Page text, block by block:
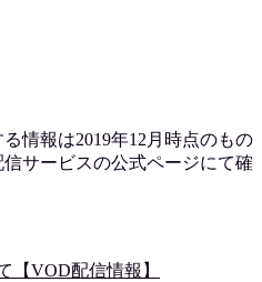
情報は2019年12月時点のもの
サービスの公式ページにて確
【VOD配信情報】